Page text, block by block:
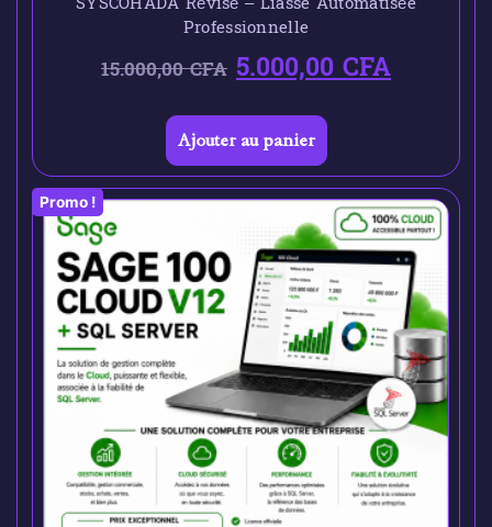
Professionnelle
15.000,00CFA 5.000,00CFA
Ajouter au panier
Promo !